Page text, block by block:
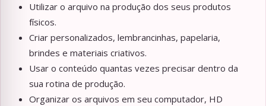
Utilizar o arquivo na produção dos seus produtos
físicos.
Criar personalizados, lembrancinhas, papelaria,
brindes e materiais criativos.
Usar o conteúdo quantas vezes precisar dentro da
sua rotina de produção.
Organizar os arquivos em seu computador, HD